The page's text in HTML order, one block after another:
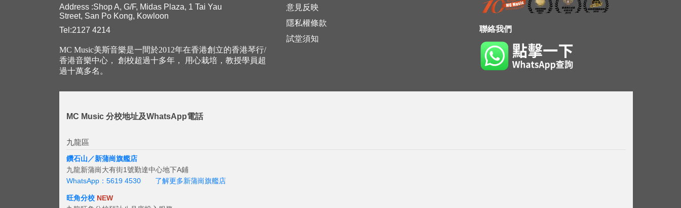
Address :Shop A, G/F, Midas Plaza, 1 Tai Yau
Street, San Po Kong, Kowloon
Tel:2127 4214
意見反映
隱私權條款
試堂須知
聯絡我們
MC Music美斯音樂是一間於2012年在香港創立的香港琴行/
香港音樂中心， 創校超過十多年， 用心栽培，教授學員超
過十萬多名。
MC Music 分校地址及WhatsApp電話
九龍區
鑽石山／新蒲崗旗艦店
九龍新蒲崗大有街1號勤達中心地下A鋪
WhatsApp：5619 4530
了解更多新蒲崗旗艦店
旺角分校 NEW